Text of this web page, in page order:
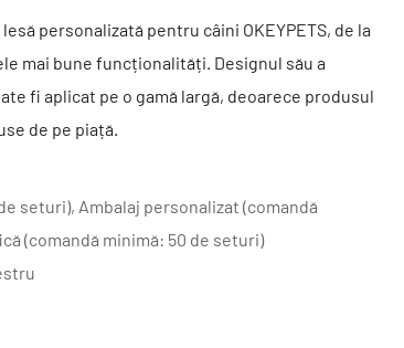
personalizată pentru câini OKEYPETS, de la
mai bune funcționalități. Designul său a
fi aplicat pe o gamă largă, deoarece produsul
de pe piață.
seturi), Ambalaj personalizat (comandă
(comandă minimă: 50 de seturi)